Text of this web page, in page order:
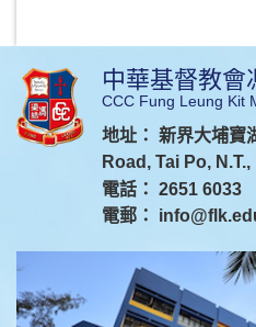
中華基督教會
CCC Fung Leung Kit
地址： 新界大埔寶
Road, Tai Po,
電話： 2651 6033
電郵：